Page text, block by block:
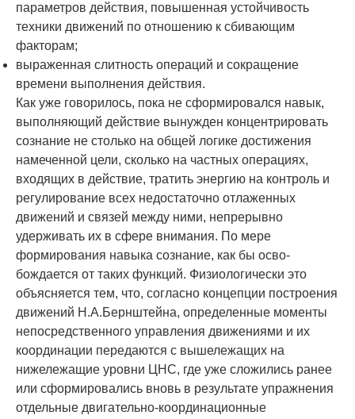
параметров действия, повышен­ная устойчивость
техники движений по отношению к сбивающим
факторам;
выраженная слитность операций и сокращение
времени выполнения действия.
Как уже говорилось, пока не сформировался навык,
выполняющий действие вынуж­ден концентрировать
сознание не столько на общей логике достижения
намеченной цели, сколько на частных операциях,
входящих в действие, тратить энергию на контроль и
ре­гулирование всех недостаточно отлаженных
движений и связей между ними, непрерывно
удерживать их в сфере внимания. По мере
формирования навыка сознание, как бы осво­
бождается от таких функций. Физиологически это
объясняется тем, что, согласно концеп­ции построения
движений Н.А.Бернштейна, определенные моменты
непосредственного управления движениями и их
координации передаются с вышележащих на
нижележащие уровни ЦНС, где уже сложились ранее
или сформировались вновь в результате упражне­ния
отдельные двигательно-координационные